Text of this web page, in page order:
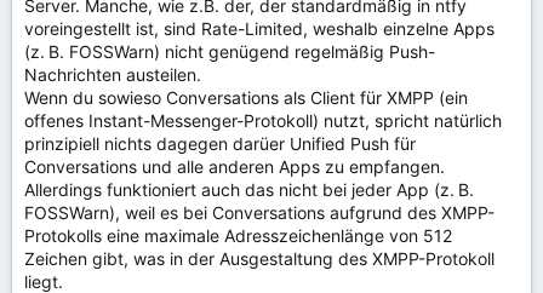
Server. Manche, wie z.B. der, der standardmäßig in ntfy
voreingestellt ist, sind Rate-Limited, weshalb einzelne Apps
(z. B. FOSSWarn) nicht genügend regelmäßig Push-
Nachrichten austeilen.
Wenn du sowieso Conversations als Client für XMPP (ein
offenes Instant-Messenger-Protokoll) nutzt, spricht natürlich
prinzipiell nichts dagegen darüer Unified Push für
Conversations und alle anderen Apps zu empfangen.
Allerdings funktioniert auch das nicht bei jeder App (z. B.
FOSSWarn), weil es bei Conversations aufgrund des XMPP-
Protokolls eine maximale Adresszeichenlänge von 512
Zeichen gibt, was in der Ausgestaltung des XMPP-Protokoll
liegt.